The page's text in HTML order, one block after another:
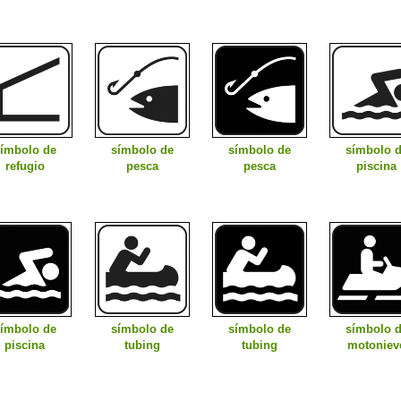
de
refugio
símbolo de
pesca
símbolo de
pesca
símbolo
piscina
de
piscina
símbolo de
tubing
símbolo de
tubing
símbolo